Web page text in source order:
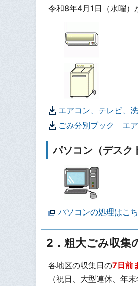
令和8年4月1日（水曜）
エアコン、テレビ、
ごみ分別ブック エア
パソコン（デスク
パソコンの処理はこ
2．粗大ごみ収集
各地区の収集日の7日前
（祝日、大型連休、年